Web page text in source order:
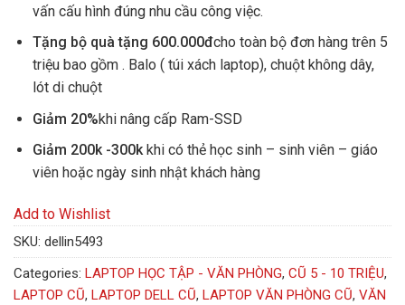
vấn cấu hình đúng nhu cầu công việc.
Tặng bộ quà tặng 600.000đcho toàn bộ đơn hàng trên 5
triệu bao gồm . Balo ( túi xách laptop), chuột không dây,
lót di chuột
Giảm 20%khi nâng cấp Ram-SSD
Giảm 200k -300k khi có thẻ học sinh – sinh viên – giáo
viên hoặc ngày sinh nhật khách hàng
Add to Wishlist
SKU: dellin5493
Categories: LAPTOP HỌC TẬP - VĂN PHÒNG, CŨ 5 - 10 TRIỆU,
LAPTOP CŨ, LAPTOP DELL CŨ, LAPTOP VĂN PHÒNG CŨ, VĂN